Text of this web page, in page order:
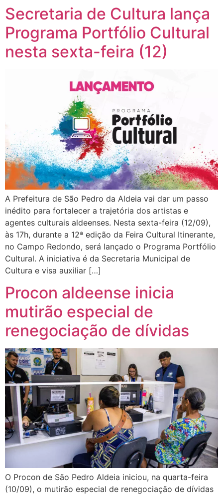
Secretaria de Cultura lança
Programa Portfólio Cultural
nesta sexta-feira (12)
A Prefeitura de São Pedro da Aldeia vai dar um passo
inédito para fortalecer a trajetória dos artistas e
agentes culturais aldeenses. Nesta sexta-feira (12/09),
às 17h, durante a 12ª edição da Feira Cultural Itinerante,
no Campo Redondo, será lançado o Programa Portfólio
Cultural. A iniciativa é da Secretaria Municipal de
Cultura e visa auxiliar […]
Procon aldeense inicia
mutirão especial de
renegociação de dívidas
O Procon de São Pedro Aldeia iniciou, na quarta-feira
(10/09), o mutirão especial de renegociação de dívidas